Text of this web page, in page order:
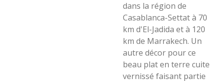
dans la région de
Casablanca-Settat à 70
km d'El-Jadida et à 120
km de Marrakech. Un
autre décor pour ce
beau plat en terre cuite
vernissé faisant partie